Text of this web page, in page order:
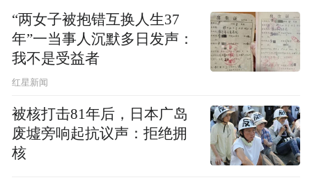
寿县
“两女子被抱错互换人生37
年”一当事人沉默多日发声：
我不是受益者
红星新闻
被核打击81年后，日本广岛
废墟旁响起抗议声：拒绝拥
核